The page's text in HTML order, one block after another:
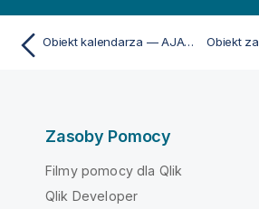
Obiekt kalendarza — AJAX/Webview
Zasoby Pomocy
Filmy pomocy dla Qlik
Qlik Developer